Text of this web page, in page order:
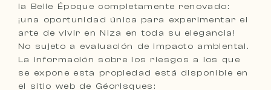
la Belle Époque completamente renovado:
¡una oportunidad única para experimentar el
arte de vivir en Niza en toda su elegancia!
No sujeto a evaluación de impacto ambiental.
La información sobre los riesgos a los que
se expone esta propiedad está disponible en
el sitio web de Géorisques: